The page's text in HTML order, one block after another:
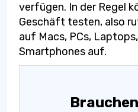
verfügen. In der Regel
Geschäft testen, also
auf Macs, PCs,
Smartphones auf.